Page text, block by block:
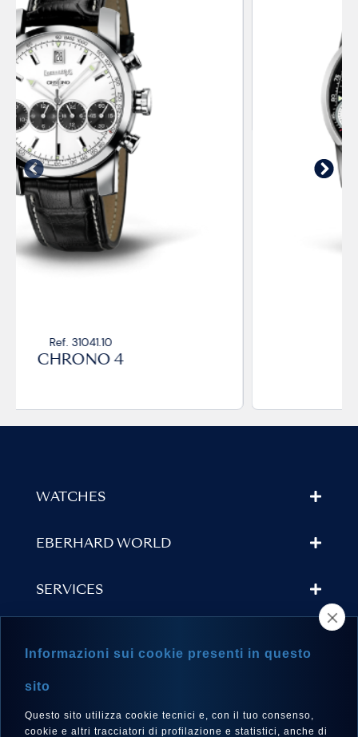
WATCHES
EBERHARD WORLD
SERVICES
Informazioni sui cookie presenti in questo
sito
Questo sito utilizza cookie tecnici e, con il tuo consenso,
cookie e altri tracciatori di profilazione e statistici, anche di